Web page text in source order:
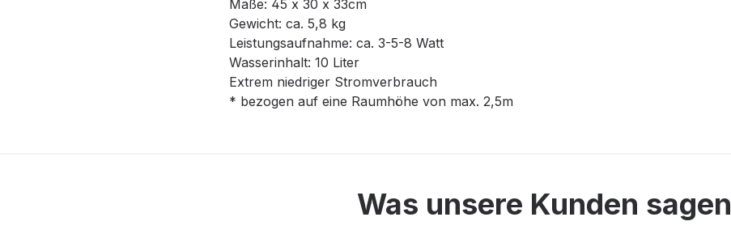
Maße: 45 x 30 x 33cm
Gewicht: ca. 5,8 kg
Leistungsaufnahme: ca. 3-5-8 Watt
Wasserinhalt: 10 Liter
Extrem niedriger Stromverbrauch
* bezogen auf eine Raumhöhe von max. 2,5m
Was unsere Kunden sagen